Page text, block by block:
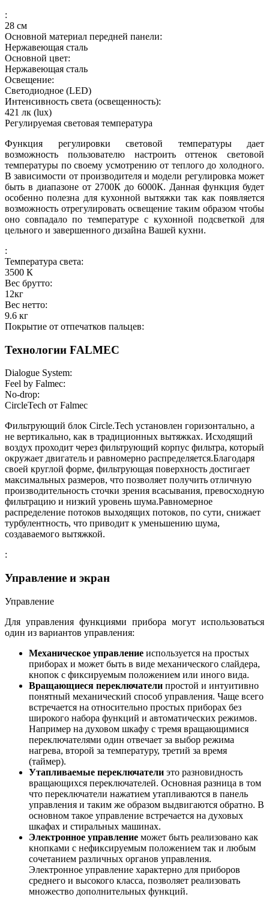
:
28 см
Основной материал передней панели:
Нержавеющая сталь
Основной цвет:
Нержавеющая сталь
Освещение:
Светодиодное (LED)
Интенсивность света (освещенность):
421 лк (lux)
Регулируемая световая температура
Функция регулировки световой температуры дает
возможность пользователю настроить оттенок световой
температуры по своему усмотрению от теплого до холодного.
В зависимости от производителя и модели регулировка может
быть в диапазоне от 2700К до 6000К. Данная функция будет
особенно полезна для кухонной вытяжки так как появляется
возможность отрегулировать освещение таким образом чтобы
оно совпадало по температуре с кухонной подсветкой для
цельного и завершенного дизайна Вашей кухни.
:
Температура света:
3500 К
Вес брутто:
12кг
Вес нетто:
9.6 кг
Покрытие от отпечатков пальцев:
Технологии FALMEC
Dialogue System:
Feel by Falmec:
No-drop:
СircleTech от Falmec
Фильтрующий блок Circle.Tech установлен горизонтально, а
не вертикально, как в традиционных вытяжках. Исходящий
воздух проходит через фильтрующий корпус фильтра, который
окружает двигатель и равномерно распределяется.Благодаря
своей круглой форме, фильтрующая поверхность достигает
максимальных размеров, что позволяет получить отличную
производительность сточки зрения всасывания, превосходную
фильтрацию и низкий уровень шума.Равномерное
распределение потоков выходящих потоков, по сути, снижает
турбулентность, что приводит к уменьшению шума,
создаваемого вытяжкой.
:
Управление и экран
Управление
Для управления функциями прибора могут использоваться
один из вариантов управления:
Механическое управление используется на простых
приборах и может быть в виде механического слайдера,
кнопок с фиксируемым положением или иного вида.
Вращающиеся переключатели простой и интуитивно
понятный механический способ управления. Чаще всего
встречается на относительно простых приборах без
широкого набора функций и автоматических режимов.
Например на духовом шкафу с тремя вращающимися
переключателями один отвечает за выбор режима
нагрева, второй за температуру, третий за время
(таймер).
Утапливаемые переключатели это разновидность
вращающихся переключателей. Основная разница в том
что переключатели нажатием утапливаются в панель
управления и таким же образом выдвигаются обратно. В
основном такое управление встречается на духовых
шкафах и стиральных машинах.
Электронное управление может быть реализовано как
кнопками с нефиксируемым положением так и любым
сочетанием различных органов управления.
Электронное управление характерно для приборов
среднего и высокого класса, позволяет реализовать
множество дополнительных функций.